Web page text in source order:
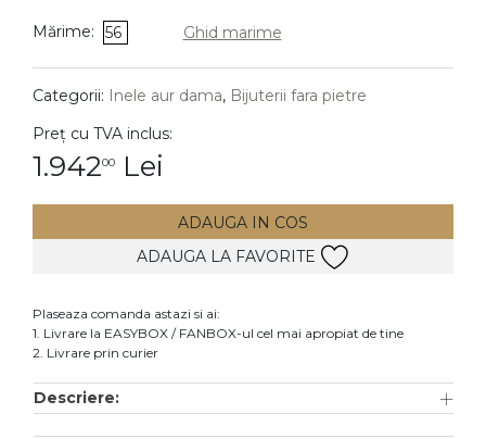
Pandantive
DIAMANTE Vezi toate
Cercei
Accesorii
Mărime: 56 Ghid marime
Categorii: Inele aur dama, Bijuterii fara pietre
Preț cu TVA inclus:
1.94200 Lei
ADAUGA IN COS
ADAUGA LA FAVORITE
Plaseaza comanda astazi si ai:
1. Livrare la EASYBOX / FANBOX-ul cel mai apropiat de tine
2. Livrare prin curier
Descriere: